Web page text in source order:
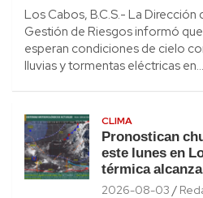
Los Cabos, B.C.S.- La Dirección
Gestión de Riesgos informó
esperan condiciones de cielo
lluvias y tormentas eléctricas en…
CLIMA
Pronostican
este lunes en
térmica
2026-08-03